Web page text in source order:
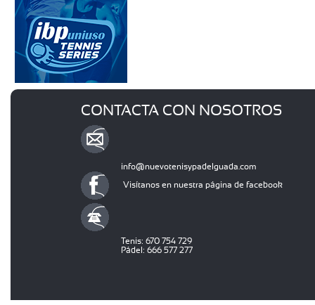
CONTACTA CON NOSOTROS
info@nuevotenisypadelguada.com
Visítanos en nuestra página de facebook
Tenis: 670 754 729
Pádel: 666 577 277